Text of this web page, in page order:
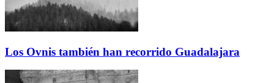
Los Ovnis también han recorrido Guadalajara